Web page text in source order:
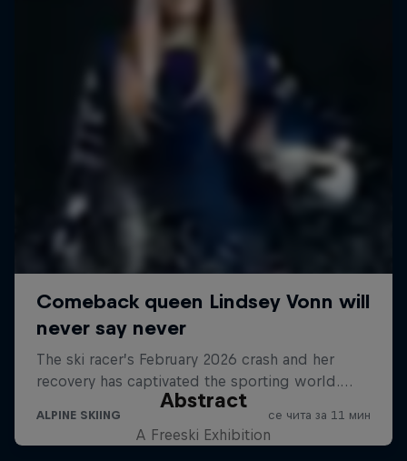
Abstract
A Freeski Exhibition